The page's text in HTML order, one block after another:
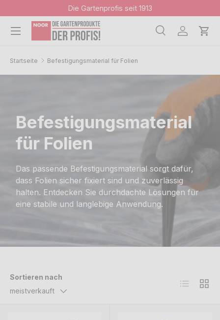
Direkt zum Inhalt
Die Gartenprofis seit 1913
SucheEinloggen
Menü
Startseite Befestigungsmaterial für Folien
Befestigungsmaterial
für Folien
Das passende Befestigungsmaterial sorgt dafür,
dass Folien sicher fixiert sind und zuverlässig
halten. Entdecken Sie durchdachte Lösungen für
eine stabile und langlebige Anwendung.
Sortieren nach
meistverkauft